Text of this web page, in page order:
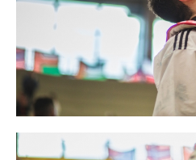
Rivista Olympic Dream
Links
Mappa del sito
Photogallery
Videogallery